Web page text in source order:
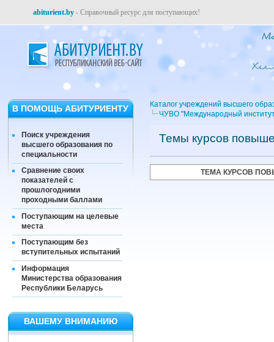
abiturient.by - Справочный ресурс для поступающих!
В ПОМОЩЬ АБИТУРИЕНТУ
Поиск учреждения
высшего образования по
специальности
Сравнение своих
показателей с
прошлогодними
проходными баллами
Поступающим на целевые
места
Поступающим без
вступительных испытаний
Информация
Министерства образования
Республики Беларусь
ВАШЕМУ ВНИМАНИЮ
Каталог учреждений высшего
ЧУВО "Международный
Темы курсов
ТЕМА КУРСОВ